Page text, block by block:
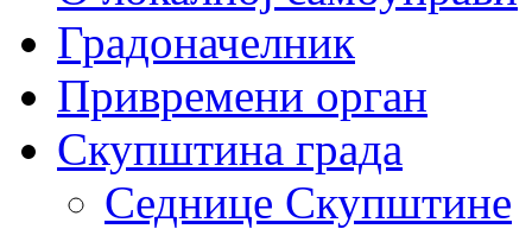
Градоначелник
Привремени орган
Скупштина града
Седнице Скупштине